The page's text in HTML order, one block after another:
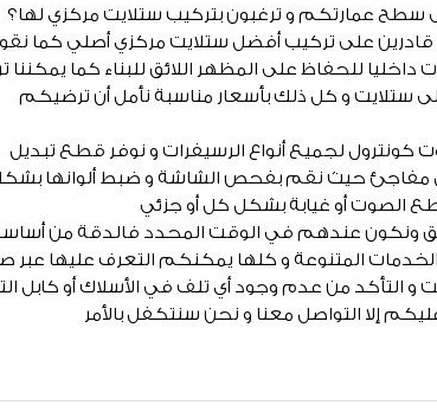
سطح عمارتكم و ترغبون بتركيب ستلايت مركزي لها؟
قادرين على تركيب أفضل ستلايت مركزي أصلي كما
داخليا للحفاظ على المظهر اللائق للبناء كما
إلى ستلايت و كل ذلك بأسعار مناسبة نأمل أن ترضيكم
كونترول لجميع أنواع الرسيفرات و نوفر قطع تبديل
مفاجئ حيث نقم بفحص الشاشة و ضبط ألوانها
الصوت أو غيابة بشكل كل أو جزئي
ونكون عندهم في الوقت المحدد فالدقة من
المتنوعة و كلها يمكنكم التعرف عليها عبر
و التأكد من عدم وجود أي تلف في الأسلاك أو كابل
إلا التواصل معنا و نحن سنتكفل بالأمر